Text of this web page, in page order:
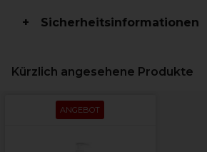
Sicherheitsinformationen
Kürzlich angesehene Produkte
ANGEBOT